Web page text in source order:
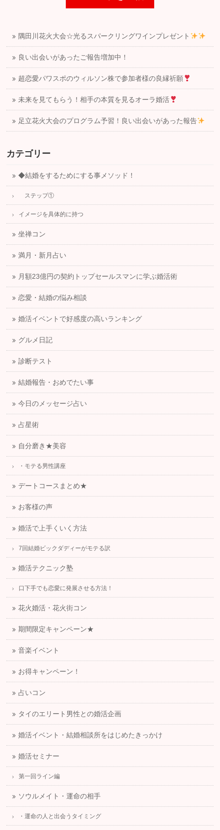
隅田川花火大会☆光るスパークリングワインプレゼント
良い出会いがあったご報告増加中！
超恋愛パワスポのウィルソン株で参加者様の良縁祈願
未来を見てもらう！相手の本質を見るオーラ婚活
足立花火大会のプログラム予習！良い出会いがあった報告
カテゴリー
◆結婚をするためにする事メソッド！
ステップ①
イメージを具体的に持つ
坐禅コン
満月・新月占い
月額23億円の契約トップセールスマンに学ぶ婚活術
恋愛・結婚の悩み相談
婚活イベントで好感度の高いランキング
グルメ日記
診断テスト
結婚報告・おめでたい事
今日のメッセージ占い
占星術
自分磨き★美容
・モテる男性講座
デートコースまとめ★
お客様の声
婚活で上手くいく方法
7回結婚ビックダディーがモテる訳
婚活テクニック塾
口下手でも恋愛に発展させる方法！
花火婚活・花火街コン
期間限定キャンペーン★
音楽イベント
お得キャンペーン！
占いコン
タイのエリート男性との婚活企画
婚活イベント・結婚相談所をはじめたきっかけ
婚活セミナー
第一回ライン編
ソウルメイト・運命の相手
・運命の人と出会うタイミング